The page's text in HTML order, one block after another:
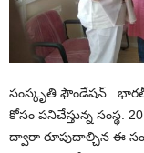
సంస్కృతి ఫౌండేషన్..
కోసం పనిచేస్తున్న సంస్థ.
ద్వారా రూపుదాల్చిన ఈ